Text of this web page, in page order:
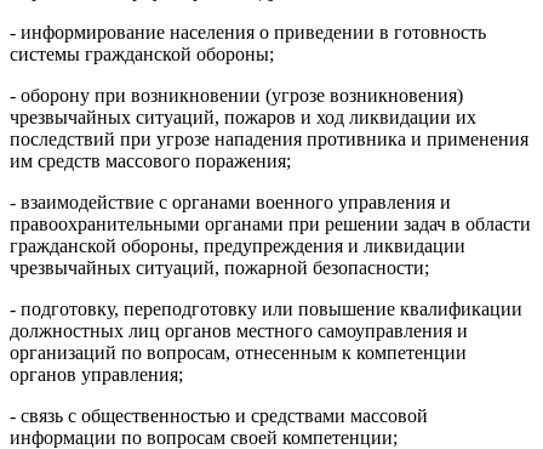
- информирование населения о приведении в готовность
системы гражданской обороны;
- оборону при возникновении (угрозе возникновения)
чрезвычайных ситуаций, пожаров и ход ликвидации их
последствий при угрозе нападения противника и применения
им средств массового поражения;
- взаимодействие с органами военного управления и
правоохранительными органами при решении задач в области
гражданской обороны, предупреждения и ликвидации
чрезвычайных ситуаций, пожарной безопасности;
- подготовку, переподготовку или повышение квалификации
должностных лиц органов местного самоуправления и
организаций по вопросам, отнесенным к компе­тенции
органов управления;
- связь с общественностью и средствами массовой
информации по вопросам своей компетенции;